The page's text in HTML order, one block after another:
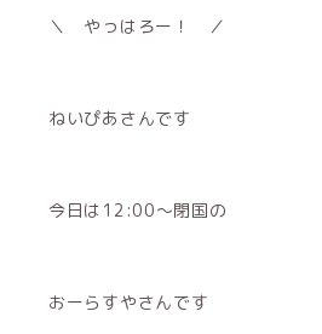
＼ やっはろー！ ／
ねいぴあさんです
今日は12:00〜閉国の
おーらすやさんです